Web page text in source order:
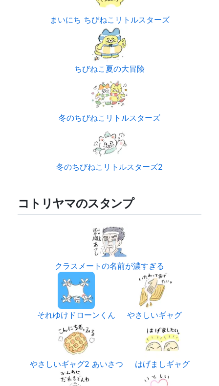
まいにち ちびねこリトルスターズ
ちびねこ夏の大冒険
冬のちびねこリトルスターズ
冬のちびねこリトルスターズ2
コトリヤマのスタンプ
クラスメートの名前が濃すぎる
それゆけドローンくん やさしいギャグ
やさしいギャグ2 あいさつ はげましギャグ